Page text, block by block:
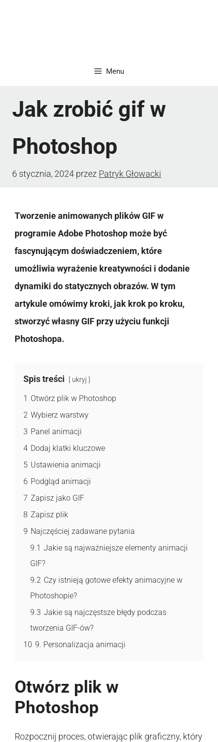
Menu
Jak zrobić gif w
Photoshop
6 stycznia, 2024 przez Patryk Głowacki
Tworzenie animowanych plików GIF w
programie Adobe Photoshop może być
fascynującym doświadczeniem, które
umożliwia wyrażenie kreatywności i dodanie
dynamiki do statycznych obrazów. W tym
artykule omówimy kroki, jak krok po kroku,
stworzyć własny GIF przy użyciu funkcji
Photoshopa.
Spis treści ukryj
1 Otwórz plik w Photoshop
2 Wybierz warstwy
3 Panel animacji
4 Dodaj klatki kluczowe
5 Ustawienia animacji
6 Podgląd animacji
7 Zapisz jako GIF
8 Zapisz plik
9 Najczęściej zadawane pytania
9.1 Jakie są najważniejsze elementy animacji
GIF?
9.2 Czy istnieją gotowe efekty animacyjne w
Photoshopie?
9.3 Jakie są najczęstsze błędy podczas
tworzenia GIF-ów?
10 9. Personalizacja animacji
Otwórz plik w
Photoshop
Rozpocznij proces, otwierając plik graficzny, który